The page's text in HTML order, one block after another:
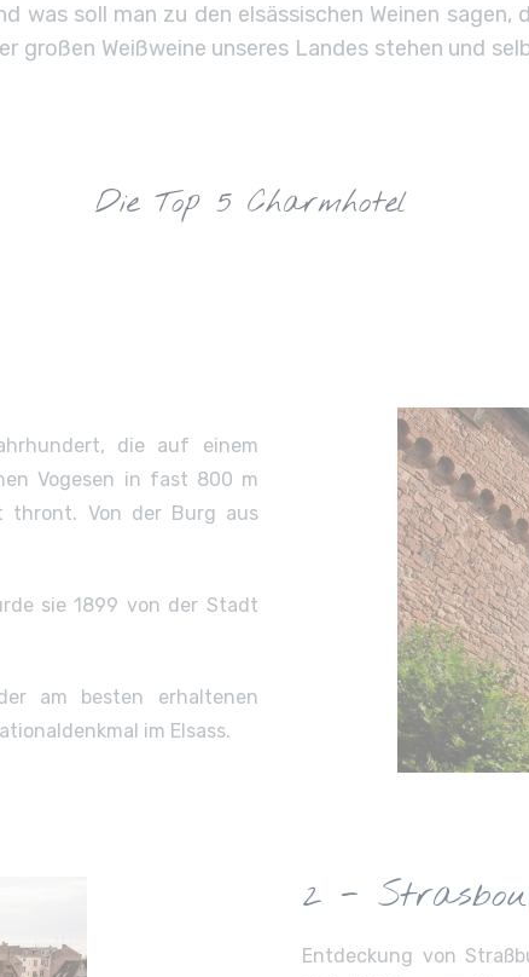
was soll man zu den elsässischen Weinen sagen,
großen Weißweine unseres Landes stehen und
Die Top 5 Charmhotel
die auf einem
Vogesen in fast 800 m
thront. Von der Burg aus
sie 1899 von der Stadt
am besten erhaltenen
im Elsass.
2 -
Entdeckung von